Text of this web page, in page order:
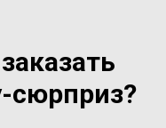
сюрприз?